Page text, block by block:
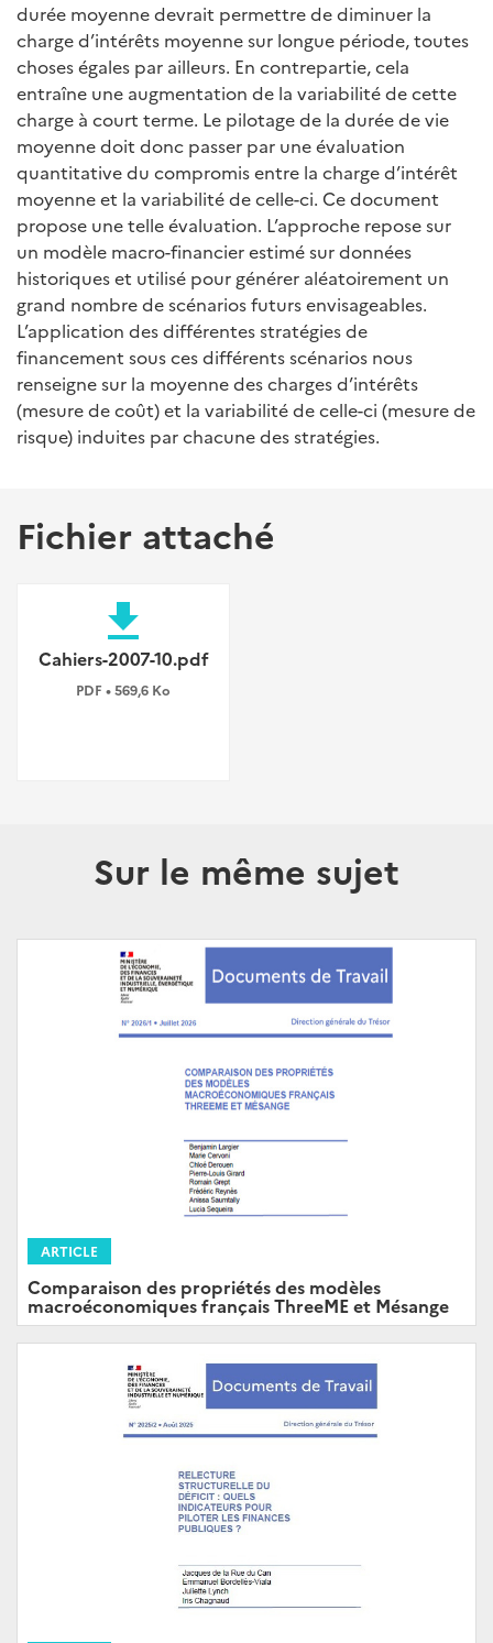
durée moyenne devrait permettre de diminuer la
charge d’intérêts moyenne sur longue période, toutes
choses égales par ailleurs. En contrepartie, cela
entraîne une augmentation de la variabilité de cette
charge à court terme. Le pilotage de la durée de vie
moyenne doit donc passer par une évaluation
quantitative du compromis entre la charge d’intérêt
moyenne et la variabilité de celle-ci. Ce document
propose une telle évaluation. L’approche repose sur
un modèle macro-financier estimé sur données
historiques et utilisé pour générer aléatoirement un
grand nombre de scénarios futurs envisageables.
L’application des différentes stratégies de
financement sous ces différents scénarios nous
renseigne sur la moyenne des charges d’intérêts
(mesure de coût) et la variabilité de celle-ci (mesure de
risque) induites par chacune des stratégies.
Fichier attaché
file_download
Cahiers-2007-10.pdf
PDF • 569,6 Ko
Sur le même sujet
ARTICLE
Comparaison des propriétés des modèles
macroéconomiques français ThreeME et Mésange